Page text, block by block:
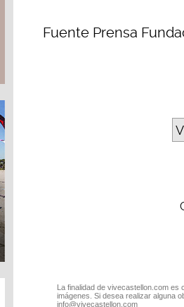
Fuente Prensa
La finalidad de vivecastellon.com
imágenes. Si desea realizar alguna
info@vivecastellon.com